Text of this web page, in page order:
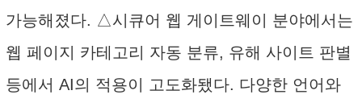
가능해졌다. △시큐어 웹 게이트웨이 분야에서는
웹 페이지 카테고리 자동 분류, 유해 사이트 판별
등에서 AI의 적용이 고도화됐다. 다양한 언어와